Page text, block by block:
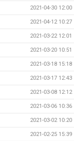
2021-04-30 12:00
2021-04-12 10:27
2021-03-22 12:01
2021-03-20 10:51
2021-03-18 15:18
2021-03-17 12:43
2021-03-08 12:12
2021-03-06 10:36
2021-03-02 10:20
2021-02-25 15:39